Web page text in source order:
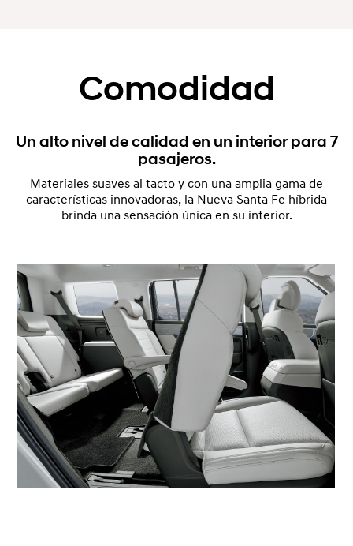
Comodidad
Un alto nivel de calidad en un interior para 7
pasajeros.
Materiales suaves al tacto y con una amplia gama de
características innovadoras, la Nueva Santa Fe híbrida
brinda una sensación única en su interior.